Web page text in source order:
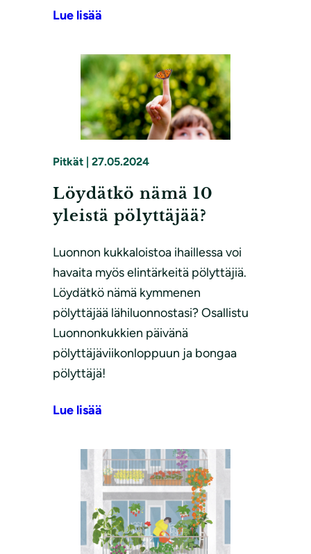
Lue lisää
Pitkät 27.05.2024
Löydätkö nämä 10
yleistä pölyttäjää?
Luonnon kukkaloistoa ihaillessa voi
havaita myös elintärkeitä pölyttäjiä.
Löydätkö nämä kymmenen
pölyttäjää lähiluonnostasi? Osallistu
Luonnonkukkien päivänä
pölyttäjäviikonloppuun ja bongaa
pölyttäjä!
Lue lisää